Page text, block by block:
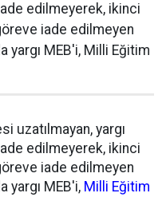
edilmeyerek, ikinci
iade edilmeyen
yargı MEB'i, Milli Eğitim
uzatılmayan, yargı
edilmeyerek, ikinci
iade edilmeyen
yargı MEB'i, Milli Eğitim